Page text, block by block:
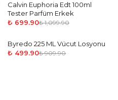
-36%
Calvin Euphoria Edt 100ml
Tester Parfüm Erkek
₺ 699.90₺ 1,099.90
-45%
Byredo 225 ML Vücut Losyonu
₺ 499.90₺ 909.90